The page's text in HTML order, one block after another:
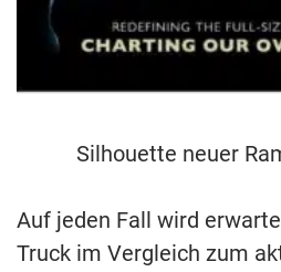
Silhouette neuer
Auf jeden Fall wird
Truck im Vergleich zum